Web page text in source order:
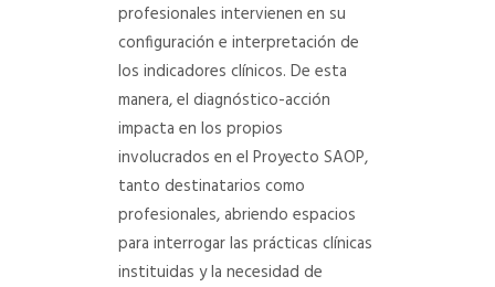
profesionales intervienen en su
configuración e interpretación de
los indicadores clínicos. De esta
manera, el diagnóstico-acción
impacta en los propios
involucrados en el Proyecto SAOP,
tanto destinatarios como
profesionales, abriendo espacios
para interrogar las prácticas clínicas
instituidas y la necesidad de